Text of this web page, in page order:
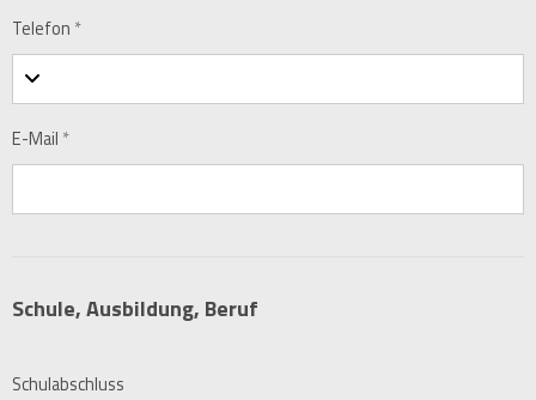
Telefon *
E-Mail *
Schule, Ausbildung, Beruf
Schulabschluss